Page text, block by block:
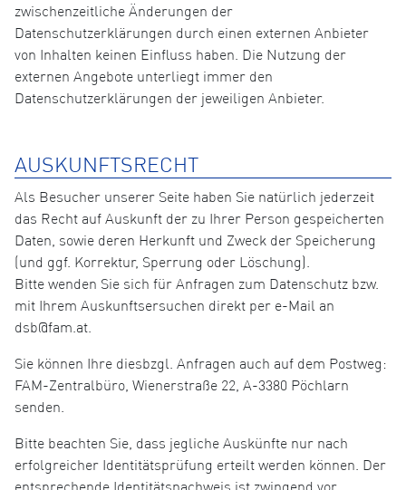
zwischenzeitliche Änderungen der
Datenschutzerklärungen durch einen externen Anbieter
von Inhalten keinen Einfluss haben. Die Nutzung der
externen Angebote unterliegt immer den
Datenschutzerklärungen der jeweiligen Anbieter.
AUSKUNFTSRECHT
Als Besucher unserer Seite haben Sie natürlich jederzeit
das Recht auf Auskunft der zu Ihrer Person gespeicherten
Daten, sowie deren Herkunft und Zweck der Speicherung
(und ggf. Korrektur, Sperrung oder Löschung).
Bitte wenden Sie sich für Anfragen zum Datenschutz bzw.
mit Ihrem Auskunftsersuchen direkt per e-Mail an
dsb@fam.at.
Sie können Ihre diesbzgl. Anfragen auch auf dem Postweg:
FAM-Zentralbüro, Wienerstraße 22, A-3380 Pöchlarn
senden.
Bitte beachten Sie, dass jegliche Auskünfte nur nach
erfolgreicher Identitätsprüfung erteilt werden können. Der